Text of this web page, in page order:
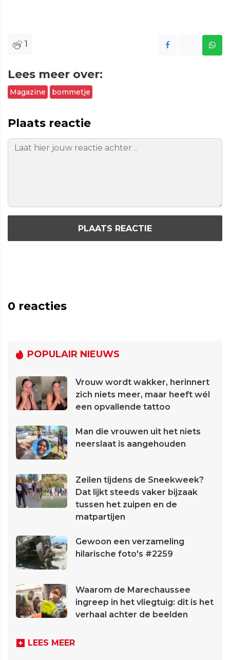
1
Lees meer over:
Magazine bommetje
Plaats reactie
PLAATS REACTIE
0 reacties
POPULAIR NIEUWS
Vrouw wordt wakker, herinnert
zich niets meer, maar heeft wél
een opvallende tattoo
Man die vrouwen uit het niets
neerslaat is aangehouden
Zeilen tijdens de Sneekweek?
Dat lijkt steeds vaker bijzaak
tussen het zuipen en de
matpartijen
Gewoon een verzameling
hilarische foto's #2259
Waarom de Marechaussee
ingreep in het vliegtuig: dit is het
verhaal achter de beelden
LEES MEER